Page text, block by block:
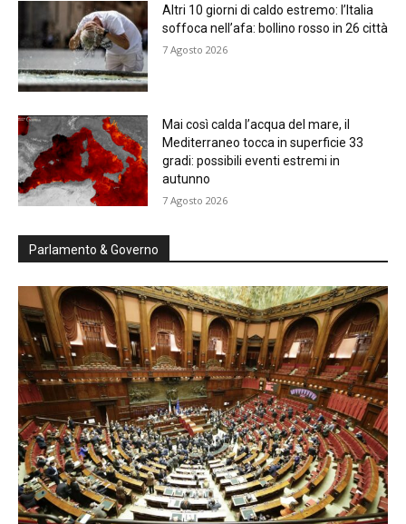
Altri 10 giorni di caldo estremo: l’Italia
soffoca nell’afa: bollino rosso in 26 città
7 Agosto 2026
Mai così calda l’acqua del mare, il
Mediterraneo tocca in superficie 33
gradi: possibili eventi estremi in
autunno
7 Agosto 2026
Parlamento & Governo